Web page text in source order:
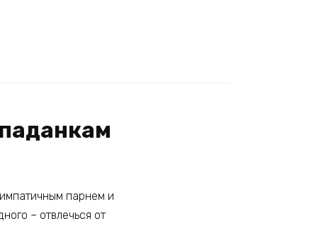
парнем и
– отвлечься от